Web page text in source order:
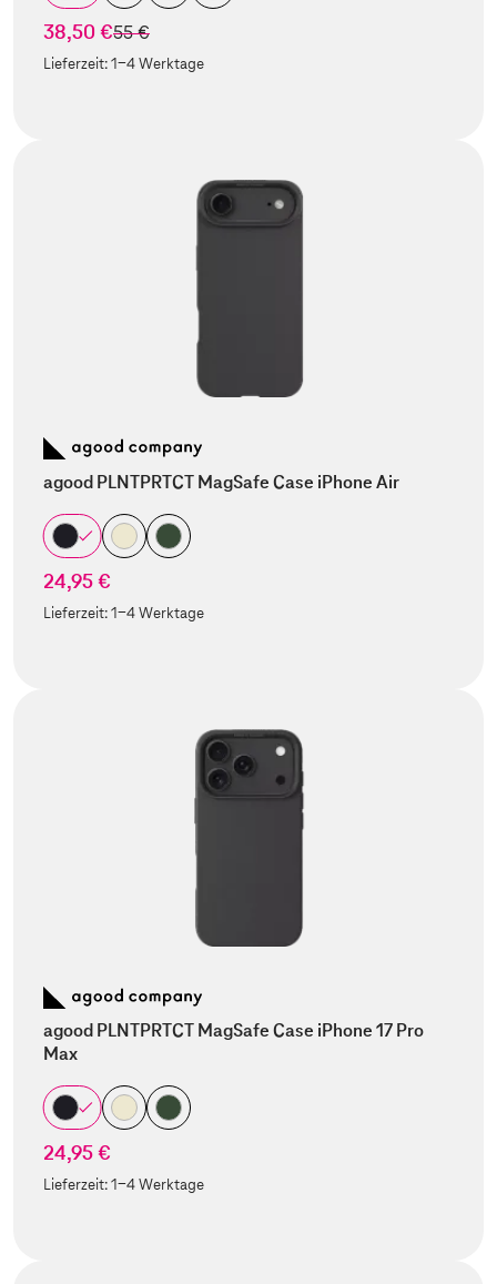
38,50 €statt
55 €
Lieferzeit:1-4 Werktage
agood PLNTPRTCT MagSafe Case iPhone Air
24,95 €
Lieferzeit:1-4 Werktage
agood PLNTPRTCT MagSafe Case iPhone 17 Pro
Max
24,95 €
Lieferzeit:1-4 Werktage